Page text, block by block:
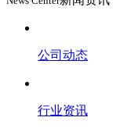
公司动态
行业资讯